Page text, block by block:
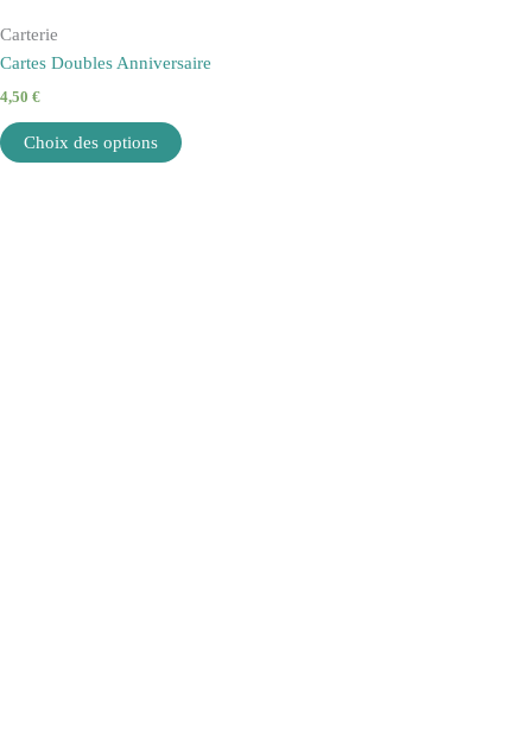
Carterie
Cartes Doubles Anniversaire
4,50 €
Choix des options